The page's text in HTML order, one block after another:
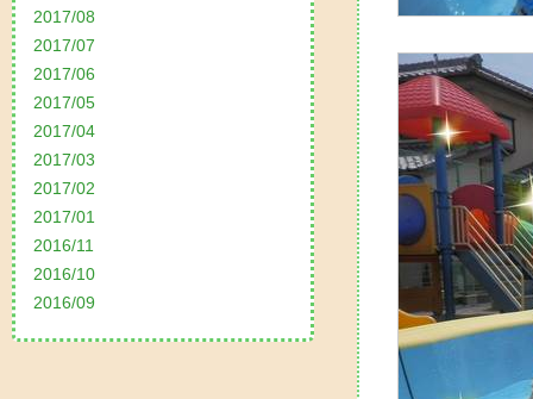
2017/08
2017/07
2017/06
2017/05
2017/04
2017/03
2017/02
2017/01
2016/11
2016/10
2016/09